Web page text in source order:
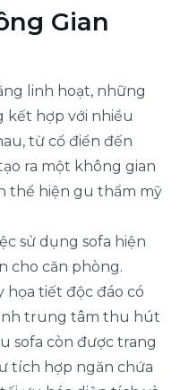
Gian
linh hoạt, những
kết hợp với nhiều
từ cổ điển đến
ra một không gian
thể hiện gu thẩm mỹ
sử dụng sofa hiện
cho căn phòng.
họa tiết độc đáo có
trung tâm thu hút
sofa còn được trang
tích hợp ngăn chứa